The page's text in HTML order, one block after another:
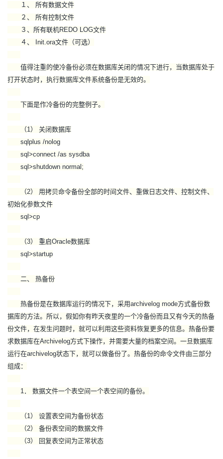
我
证
实
的
藏
我
的
支
持
我
声
建
１、 所有数据文件
２、 所有控制文件
３、所有联机REDO LOG文件
４、 Init.ora文件（可选）
值得注重的使冷备份必须在数据库关闭的情况下进行，当数据库处于
打开状态时，执行数据库文件系统备份是无效的。
下面是作冷备份的完整例子。
（1） 关闭数据库
sqlplus /nolog
sql>connect /as sysdba
sql>shutdown normal;
（2） 用拷贝命令备份全部的时间文件、重做日志文件、控制文件、
初始化参数文件
sql>cp
（3） 重启Oracle数据库
sql>startup
二、 热备份
热备份是在数据库运行的情况下，采用archivelog mode方式备份数
据库的方法。所以，假如你有昨天夜里的一个冷备份而且又有今天的热备
份文件，在发生问题时，就可以利用这些资料恢复更多的信息。热备份要
求数据库在Archivelog方式下操作，并需要大量的档案空间。一旦数据库
运行在archivelog状态下，就可以做备份了。热备份的命令文件由三部分
组成：
1． 数据文件一个表空间一个表空间的备份。
（1） 设置表空间为备份状态
（2） 备份表空间的数据文件
（3） 回复表空间为正常状态